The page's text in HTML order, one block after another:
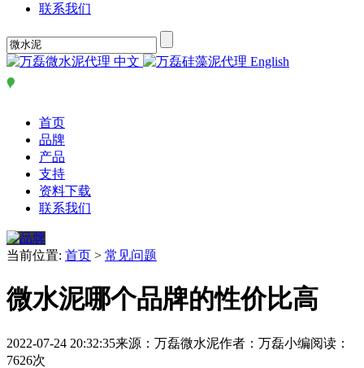
联系我们
中文 English
首页
品牌
产品
支持
资料下载
联系我们
当前位置: 首页 > 常见问题
微水泥哪个品牌的性价比高
2022-07-24 20:32:35来源：万磊微水泥作者：万磊小编阅读：
7626次